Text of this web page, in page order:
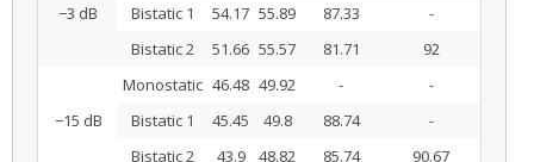
−3 dB
Bistatic 1
54.17 55.89 87.33
-
Bistatic 2
51.66 55.57 81.71 92
−15 dB
Monostatic 46.48 49.92 -
-
Bistatic 1
45.45 49.8 88.74
-
Bistatic 2
43.9 48.82 85.74 90.67